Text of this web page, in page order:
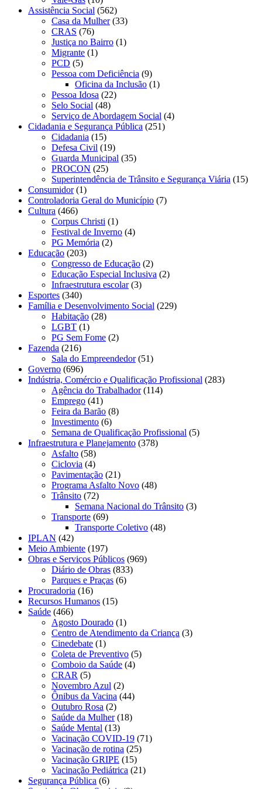
Assistência Social (562)
Casa da Mulher(33)
CRAS (76)
Justiça no Bairro (1)
Migrante (1)
PCD (5)
Pessoa com Deficiência (9)
Oficina da Inclusão (1)
Pessoa Idosa (22)
Selo Social (48)
Serviço de Abordagem Social (4)
Cidadania e Segurança Pública (251)
Cidadania (15)
Defesa Civil (19)
Guarda Municipal (35)
PROCON (25)
Superintendência de Trânsito e Segurança Viária (15)
Consumidor(1)
Controladoria Geral do Município (7)
Cultura (466)
Corpus Christi (1)
Festival de Inverno (4)
PG Memória (2)
Educação (203)
Congresso de Educação (2)
Educação Especial Inclusiva (2)
Infraestrutura escolar(3)
Esportes (340)
Família e Desenvolvimento Social (229)
Habitação (28)
LGBT (1)
PG Sem Fome (2)
Fazenda (216)
Sala do Empreendedor(51)
Governo (696)
Indústria, Comércio e Qualificação Profissional (283)
Agência do Trabalhador(114)
Emprego (41)
Feira da Barão (8)
Investimento (6)
Semana de Qualificação Profissional (5)
Infraestrutura e Planejamento (378)
Asfalto (58)
Ciclovia (4)
Pavimentação (21)
Programa Asfalto Novo (48)
Trânsito (72)
Semana Nacional do Trânsito (3)
Transporte (69)
Transporte Coletivo (48)
IPLAN (42)
Meio Ambiente (197)
Obras e Serviços Públicos (969)
Diário de Obras (833)
Parques e Praças (6)
Procuradoria (16)
Recursos Humanos (15)
Saúde (466)
Agosto Dourado (1)
Centro de Atendimento da Criança (3)
Cinedebate (1)
Coleta de Preventivo (5)
Comboio da Saúde (4)
CRAR (5)
Novembro Azul (2)
Ônibus da Vacina (44)
Outubro Rosa (2)
Saúde da Mulher(18)
Saúde Mental (13)
Vacinação COVID-19 (71)
Vacinação de rotina (25)
Vacinação GRIPE (15)
Vacinação Pediátrica (21)
Segurança Pública (6)